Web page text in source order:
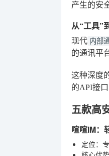
产生的安
从“工具”
现代 内部
的通讯平
这种深度
的API接
五款高
喧喧IM：
定位：